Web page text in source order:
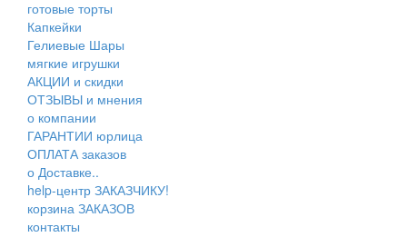
готовые торты
Капкейки
Гелиевые Шары
мягкие игрушки
АКЦИИ и скидки
ОТЗЫВЫ и мнения
о компании
ГАРАНТИИ юрлица
ОПЛАТА заказов
о Доставке..
help-центр ЗАКАЗЧИКУ!
корзина ЗАКАЗОВ
контакты